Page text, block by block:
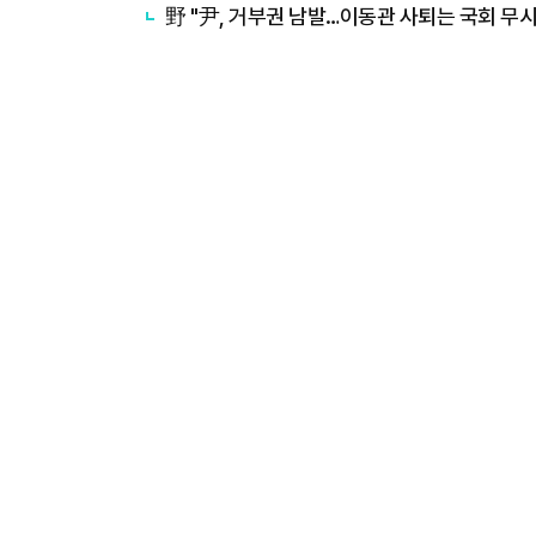
野 "尹, 거부권 남발…이동관 사퇴는 국회 무